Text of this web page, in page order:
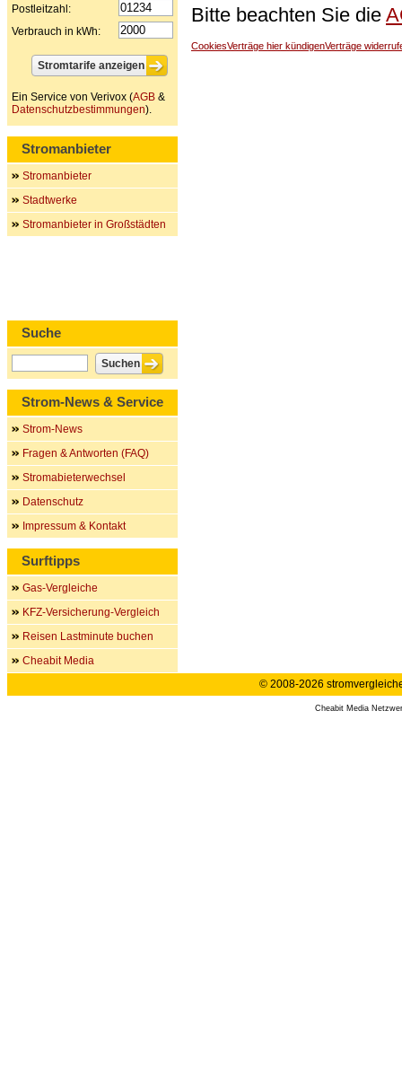
Bitte beachten Sie die
CookiesVerträge hier kündigenVerträge
Postleitzahl:
Verbrauch in kWh:
Ein Service von Verivox (AGB &
Datenschutzbestimmungen).
Stromanbieter
Stromanbieter
Stadtwerke
Stromanbieter in Großstädten
Suche
Strom-News & Service
Strom-News
Fragen & Antworten (FAQ)
Stromabieterwechsel
Datenschutz
Impressum & Kontakt
Surftipps
Gas-Vergleiche
KFZ-Versicherung-Vergleich
Reisen Lastminute buchen
Cheabit Media
© 2008-2026
Cheabit Media